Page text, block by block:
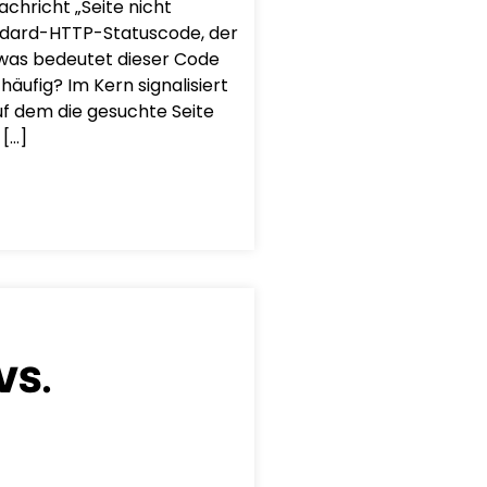
„Seite nicht
HTTP-Statuscode, der
bedeutet dieser Code
Im Kern signalisiert
dem die gesuchte Seite